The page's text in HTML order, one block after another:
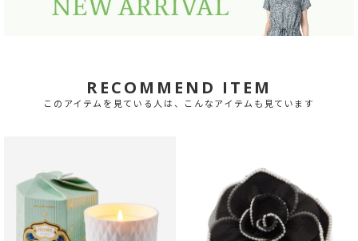
RECOMMEND ITEM
このアイテムを見ている人は、こんなアイテムも見ています